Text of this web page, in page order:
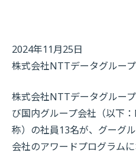
2024年11月25日
株式会社NTTデータグループ
株式会社NTTデータグルー
び国内グループ会社（以下
称）の社員13名が、グーグ
会社のアワードプログラム